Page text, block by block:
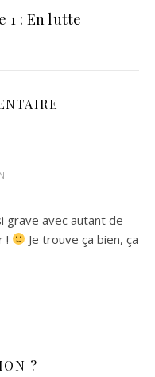
1 : En lutte
grave avec autant de
!
Je trouve ça bien, ça
?